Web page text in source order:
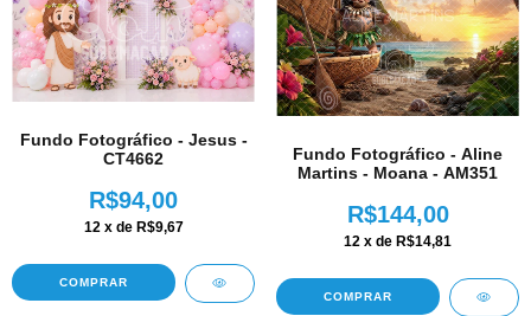
Fundo Fotográfico - Jesus -
CT4662
R$94,00
12 x de R$9,67
COMPRAR
Fundo Fotográfico - Aline
Martins - Moana - AM351
R$144,00
12 x de R$14,81
COMPRAR